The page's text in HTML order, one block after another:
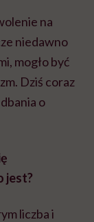
na
niedawno
mogło być
Dziś coraz
o
jest?
liczba i